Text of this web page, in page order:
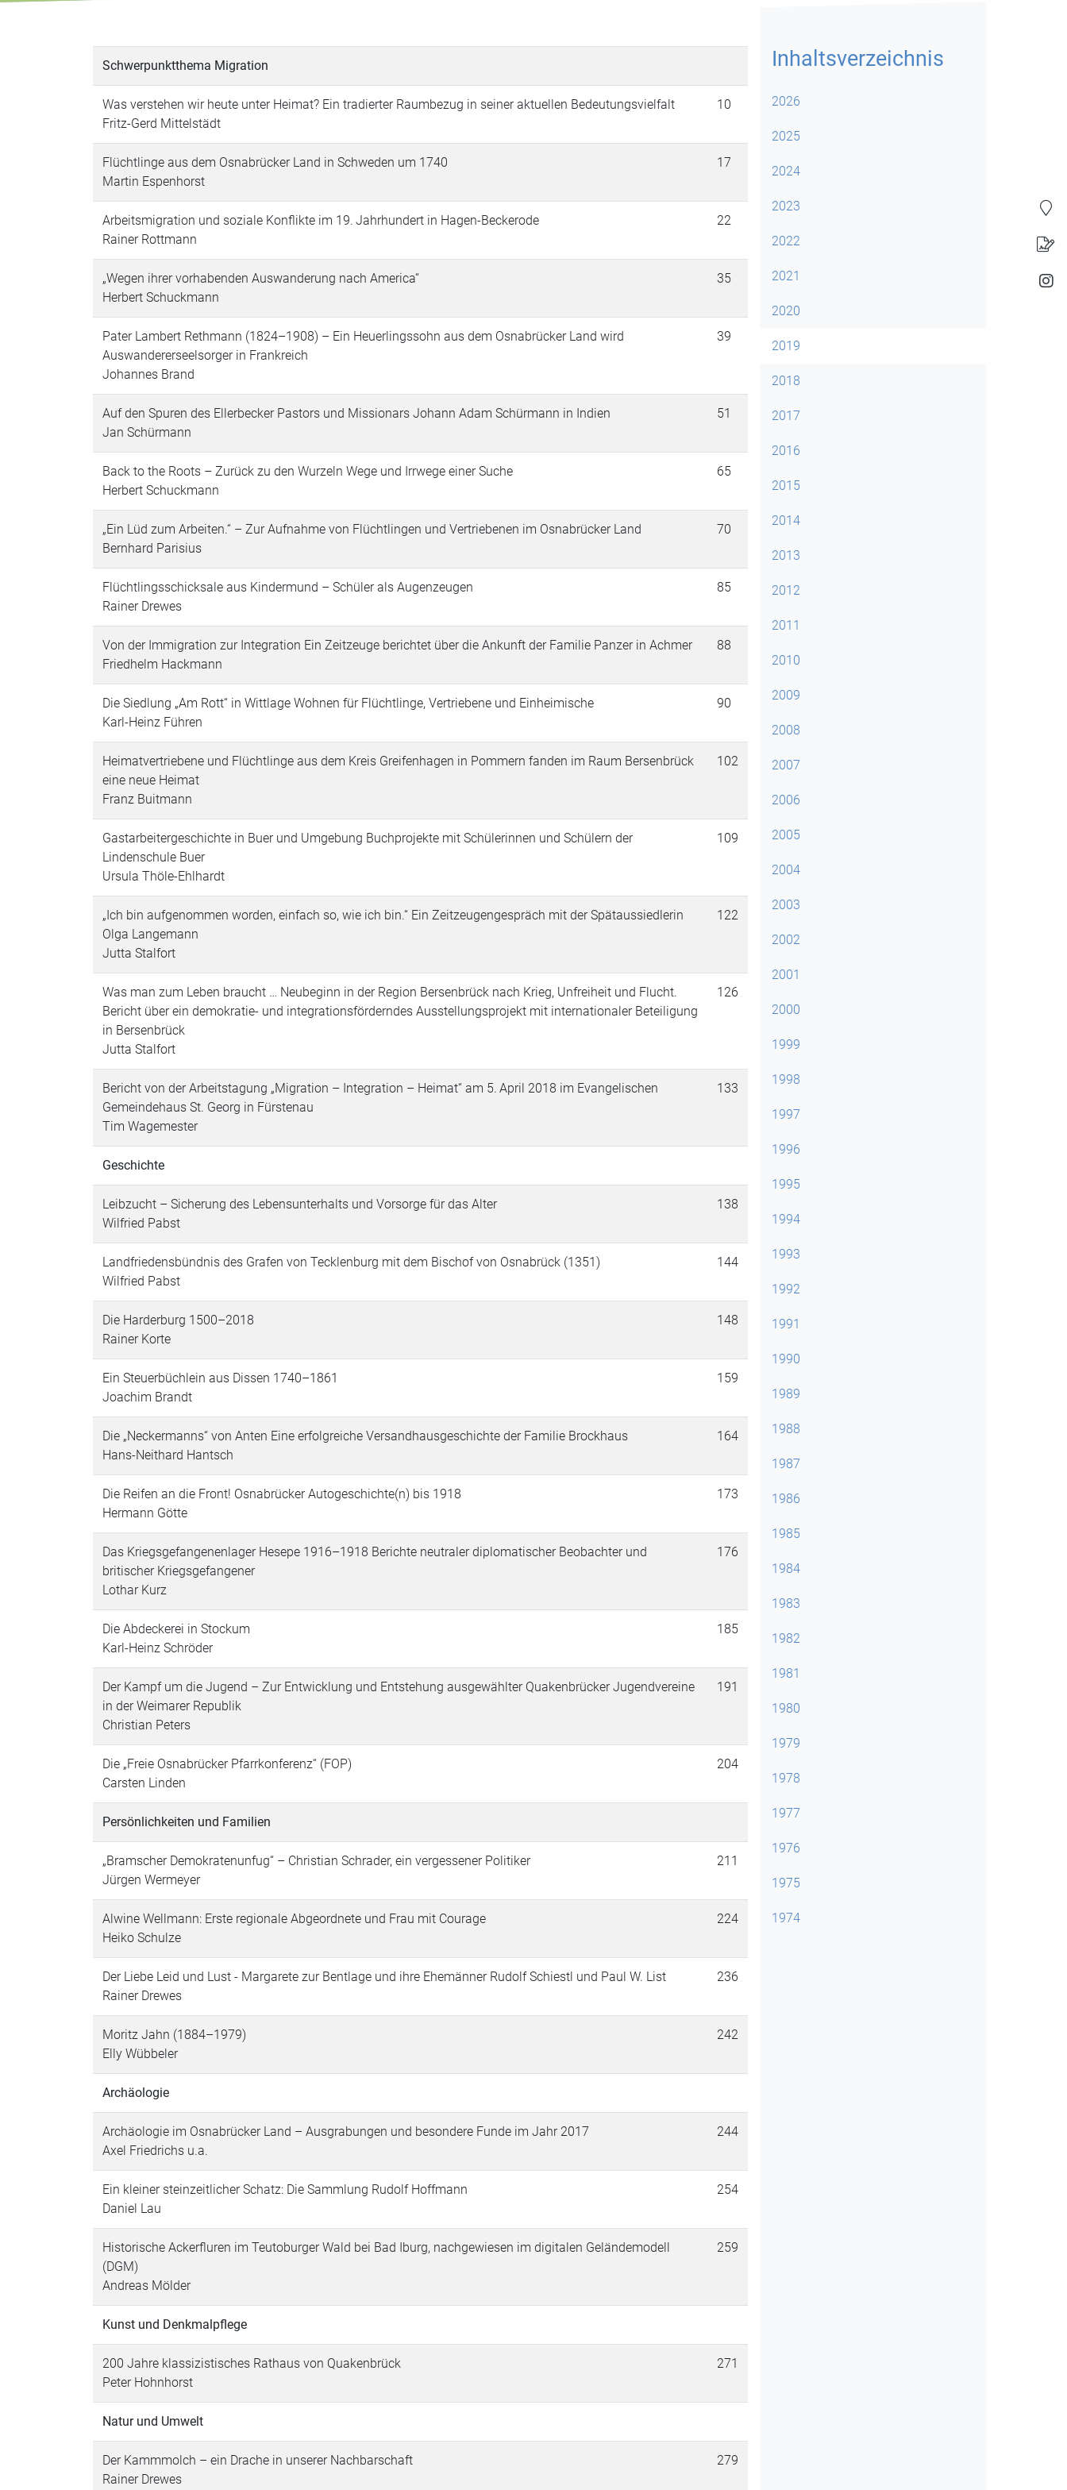
Schwerpunktthema Migration
Was verstehen wir heute unter Heimat? Ein tradierter Raumbezug in seiner aktuellen Bedeutungsvielfalt
Fritz-Gerd Mittelstädt
10
Flüchtlinge aus dem Osnabrücker Land in Schweden um 1740
Martin Espenhorst
17
Arbeitsmigration und soziale Konflikte im 19. Jahrhundert in Hagen-Beckerode
Rainer Rottmann
22
„Wegen ihrer vorhabenden Auswanderung nach America“
Herbert Schuckmann
35
Pater Lambert Rethmann (1824–1908) – Ein Heuerlingssohn aus dem Osnabrücker Land wird
Auswandererseelsorger in Frankreich
Johannes Brand
39
Auf den Spuren des Ellerbecker Pastors und Missionars Johann Adam Schürmann in Indien
Jan Schürmann
51
Back to the Roots – Zurück zu den Wurzeln Wege und Irrwege einer Suche
Herbert Schuckmann
65
„Ein Lüd zum Arbeiten.“ – Zur Aufnahme von Flüchtlingen und Vertriebenen im Osnabrücker Land
Bernhard Parisius
70
Flüchtlingsschicksale aus Kindermund – Schüler als Augenzeugen
Rainer Drewes
85
Von der Immigration zur Integration Ein Zeitzeuge berichtet über die Ankunft der Familie Panzer in Achmer
Friedhelm Hackmann
88
Die Siedlung „Am Rott“ in Wittlage Wohnen für Flüchtlinge, Vertriebene und Einheimische
Karl-Heinz Führen
90
Heimatvertriebene und Flüchtlinge aus dem Kreis Greifenhagen in Pommern fanden im Raum Bersenbrück
eine neue Heimat
Franz Buitmann
102
Gastarbeitergeschichte in Buer und Umgebung Buchprojekte mit Schülerinnen und Schülern der
Lindenschule Buer
Ursula Thöle-Ehlhardt
109
„Ich bin aufgenommen worden, einfach so, wie ich bin.“ Ein Zeitzeugengespräch mit der Spätaussiedlerin
Olga Langemann
Jutta Stalfort
122
Was man zum Leben braucht … Neubeginn in der Region Bersenbrück nach Krieg, Unfreiheit und Flucht.
Bericht über ein demokratie- und integrationsförderndes Ausstellungsprojekt mit internationaler Beteiligung
in Bersenbrück
Jutta Stalfort
126
Bericht von der Arbeitstagung „Migration – Integration – Heimat“ am 5. April 2018 im Evangelischen
Gemeindehaus St. Georg in Fürstenau
Tim Wagemester
133
Geschichte
Leibzucht – Sicherung des Lebensunterhalts und Vorsorge für das Alter
Wilfried Pabst
138
Landfriedensbündnis des Grafen von Tecklenburg mit dem Bischof von Osnabrück (1351)
Wilfried Pabst
144
Die Harderburg 1500–2018
Rainer Korte
148
Ein Steuerbüchlein aus Dissen 1740–1861
Joachim Brandt
159
Die „Neckermanns“ von Anten Eine erfolgreiche Versandhausgeschichte der Familie Brockhaus
Hans-Neithard Hantsch
164
Die Reifen an die Front! Osnabrücker Autogeschichte(n) bis 1918
Hermann Götte
173
Das Kriegsgefangenenlager Hesepe 1916–1918 Berichte neutraler diplomatischer Beobachter und
britischer Kriegsgefangener
Lothar Kurz
176
Die Abdeckerei in Stockum
Karl-Heinz Schröder
185
Der Kampf um die Jugend – Zur Entwicklung und Entstehung ausgewählter Quakenbrücker Jugendvereine
in der Weimarer Republik
Christian Peters
191
Die „Freie Osnabrücker Pfarrkonferenz“ (FOP)
Carsten Linden
204
Persönlichkeiten und Familien
„Bramscher Demokratenunfug“ – Christian Schrader, ein vergessener Politiker
Jürgen Wermeyer
211
Alwine Wellmann: Erste regionale Abgeordnete und Frau mit Courage
Heiko Schulze
224
Der Liebe Leid und Lust - Margarete zur Bentlage und ihre Ehemänner Rudolf Schiestl und Paul W. List
Rainer Drewes
236
Moritz Jahn (1884–1979)
Elly Wübbeler
242
Archäologie
Archäologie im Osnabrücker Land – Ausgrabungen und besondere Funde im Jahr 2017
Axel Friedrichs u.a.
244
Ein kleiner steinzeitlicher Schatz: Die Sammlung Rudolf Hoffmann
Daniel Lau
254
Historische Ackerfluren im Teutoburger Wald bei Bad Iburg, nachgewiesen im digitalen Geländemodell
(DGM)
Andreas Mölder
259
Kunst und Denkmalpflege
200 Jahre klassizistisches Rathaus von Quakenbrück
Peter Hohnhorst
271
Natur und Umwelt
Der Kammmolch – ein Drache in unserer Nachbarschaft
Rainer Drewes
279
Inhaltsverzeichnis
2026
2025
2024
2023
2022
2021
2020
2019
2018
2017
2016
2015
2014
2013
2012
2011
2010
2009
2008
2007
2006
2005
2004
2003
2002
2001
2000
1999
1998
1997
1996
1995
1994
1993
1992
1991
1990
1989
1988
1987
1986
1985
1984
1983
1982
1981
1980
1979
1978
1977
1976
1975
1974